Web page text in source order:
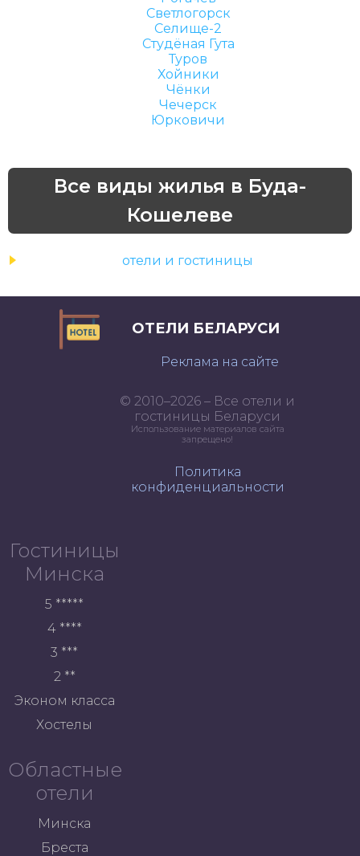
Светлогорск
Селище-2
Студёная Гута
Туров
Хойники
Чёнки
Чечерск
Юрковичи
Все виды жилья в Буда-
Кошелеве
отели и гостиницы
ОТЕЛИ БЕЛАРУСИ
Реклама на сайте
© 2010–2026 – Все отели и
гостиницы Беларуси
Использование материалов сайта
запрещено!
Политика
конфиденциальности
Гостиницы
Минска
5 *****
4 ****
3 ***
2 **
Эконом класса
Хостелы
Областные
отели
Минска
Бреста